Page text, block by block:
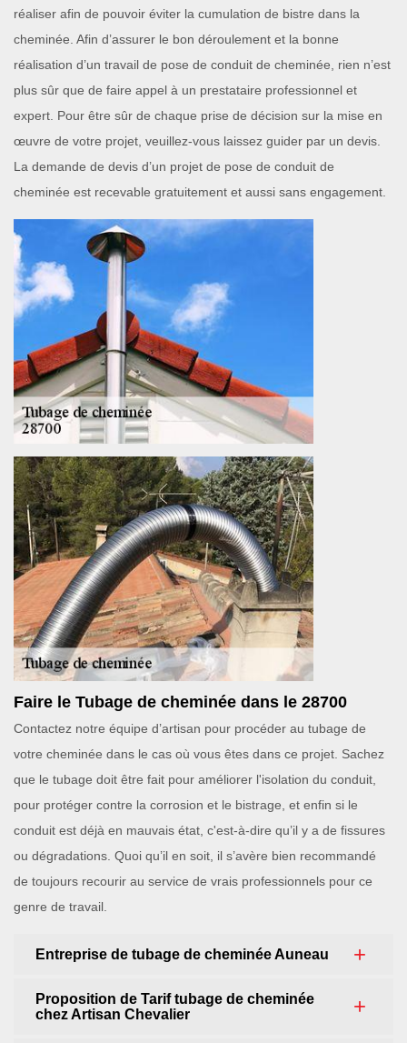
réaliser afin de pouvoir éviter la cumulation de bistre dans la
cheminée. Afin d’assurer le bon déroulement et la bonne
réalisation d’un travail de pose de conduit de cheminée, rien n’est
plus sûr que de faire appel à un prestataire professionnel et
expert. Pour être sûr de chaque prise de décision sur la mise en
œuvre de votre projet, veuillez-vous laissez guider par un devis.
La demande de devis d’un projet de pose de conduit de
cheminée est recevable gratuitement et aussi sans engagement.
Faire le Tubage de cheminée dans le 28700
Contactez notre équipe d’artisan pour procéder au tubage de
votre cheminée dans le cas où vous êtes dans ce projet. Sachez
que le tubage doit être fait pour améliorer l'isolation du conduit,
pour protéger contre la corrosion et le bistrage, et enfin si le
conduit est déjà en mauvais état, c'est-à-dire qu’il y a de fissures
ou dégradations. Quoi qu’il en soit, il s’avère bien recommandé
de toujours recourir au service de vrais professionnels pour ce
genre de travail.
Entreprise de tubage de cheminée Auneau
Proposition de Tarif tubage de cheminée
chez Artisan Chevalier